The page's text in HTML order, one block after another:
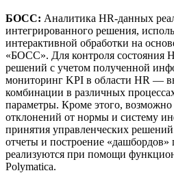
БОСС: Аналитика HR-данных
интегрированного решения,
интерактивной обработки на
«БОСС». Для контроля состояния
решений с учетом полученной
мониторинг KPI в области HR —
комбинации в различных
параметры. Кроме этого,
отклонений от нормы и систему
принятия управленческих
отчеты и построение
реализуются при помощи
Polymatica.